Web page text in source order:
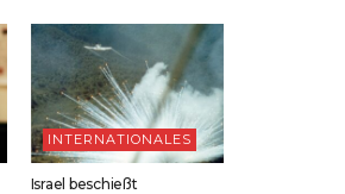
INTERNATIONALES
Israel beschießt